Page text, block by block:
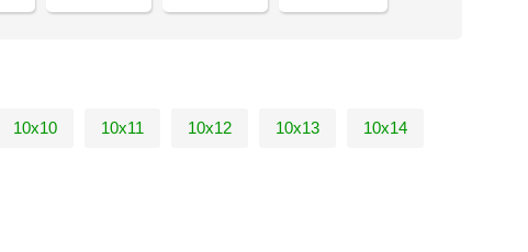
10х10 10х11 10х12 10х13 10х14